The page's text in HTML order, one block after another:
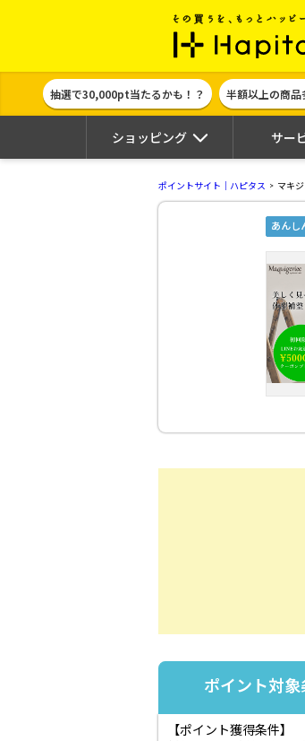
抽選で30,000pt当たるかも！？ 半額以上の商品
ショッピング サー
ポイントサイト｜ハピタス マキ
あんし
ポイント対象
【ポイント獲得条件】